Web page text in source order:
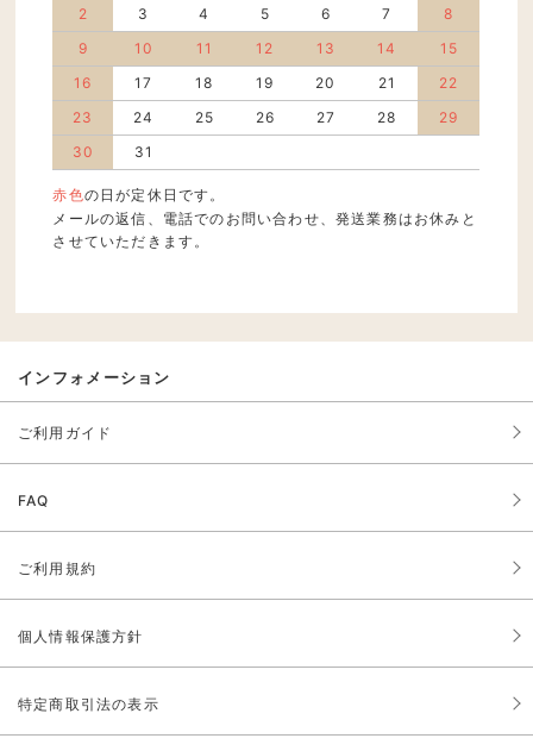
2
3 4 5 6 7
8
9
10 11 12 13 14
15
16
17 18 19 20 21
22
23
24 25 26 27 28
29
30
31
赤色の日が定休日です。
メールの返信、電話でのお問い合わせ、発送業務はお休みと
させていただきます。
インフォメーション
ご利用ガイド
FAQ
ご利用規約
個人情報保護方針
特定商取引法の表示